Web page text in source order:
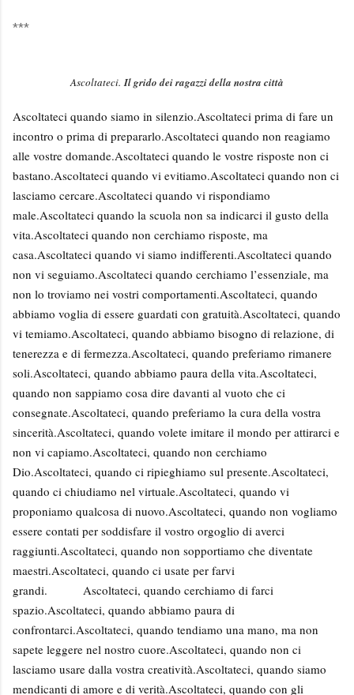
***
Ascoltateci. Il grido dei ragazzi della nostra città
Ascoltateci quando siamo in silenzio.Ascoltateci prima di fare un
incontro o prima di prepararlo.Ascoltateci quando non reagiamo
alle vostre domande.Ascoltateci quando le vostre risposte non ci
bastano.Ascoltateci quando vi evitiamo.Ascoltateci quando non ci
lasciamo cercare.Ascoltateci quando vi rispondiamo
male.Ascoltateci quando la scuola non sa indicarci il gusto della
vita.Ascoltateci quando non cerchiamo risposte, ma
casa.Ascoltateci quando vi siamo indifferenti.Ascoltateci quando
non vi seguiamo.Ascoltateci quando cerchiamo l’essenziale, ma
non lo troviamo nei vostri comportamenti.Ascoltateci, quando
abbiamo voglia di essere guardati con gratuità.Ascoltateci, quando
vi temiamo.Ascoltateci, quando abbiamo bisogno di relazione, di
tenerezza e di fermezza.Ascoltateci, quando preferiamo rimanere
soli.Ascoltateci, quando abbiamo paura della vita.Ascoltateci,
quando non sappiamo cosa dire davanti al vuoto che ci
consegnate.Ascoltateci, quando preferiamo la cura della vostra
sincerità.Ascoltateci, quando volete imitare il mondo per attirarci e
non vi capiamo.Ascoltateci, quando non cerchiamo
Dio.Ascoltateci, quando ci ripieghiamo sul presente.Ascoltateci,
quando ci chiudiamo nel virtuale.Ascoltateci, quando vi
proponiamo qualcosa di nuovo.Ascoltateci, quando non vogliamo
essere contati per soddisfare il vostro orgoglio di averci
raggiunti.Ascoltateci, quando non sopportiamo che diventate
maestri.Ascoltateci, quando ci usate per farvi
grandi. Ascoltateci, quando cerchiamo di farci
spazio.Ascoltateci, quando abbiamo paura di
confrontarci.Ascoltateci, quando tendiamo una mano, ma non
sapete leggere nel nostro cuore.Ascoltateci, quando non ci
lasciamo usare dalla vostra creatività.Ascoltateci, quando siamo
mendicanti di amore e di verità.Ascoltateci, quando con gli